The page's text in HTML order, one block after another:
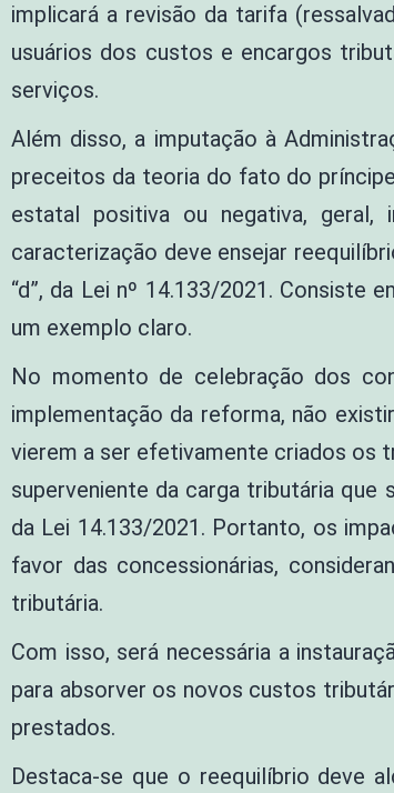
implicará a revisão da tarifa
usuários dos custos e encargos
serviços.
Além disso, a imputação à
preceitos da teoria do fato do
estatal positiva ou negativa, geral,
caracterização deve ensejar
“d”, da Lei nº 14.133/2021.
um exemplo claro.
No momento de celebração dos
implementação da reforma, não
vierem a ser efetivamente criados os
superveniente da carga tributária que
da Lei 14.133/2021. Portanto, os
favor das concessionárias,
tributária.
Com isso, será necessária a
para absorver os novos custos
prestados.
Destaca-se que o reequilíbrio deve